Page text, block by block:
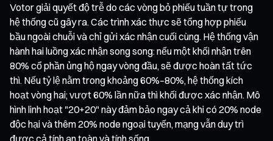
Votor giải quyết độ trễ do các vòng bỏ phiếu tuần tự trong
hệ thống cũ gây ra. Các trình xác thực sẽ tổng hợp phiếu
bầu ngoài chuỗi và chỉ gửi xác nhận cuối cùng. Hệ thống vận
hành hai luồng xác nhận song song: nếu một khối nhận trên
80% cổ phần ủng hộ ngay vòng đầu, sẽ được hoàn tất tức
thì. Nếu tỷ lệ nằm trong khoảng 60%–80%, hệ thống kích
hoạt vòng hai; vượt 60% lần nữa thì khối được xác nhận. Mô
hình linh hoạt "20+20" này đảm bảo ngay cả khi có 20% node
độc hại và thêm 20% node ngoại tuyến, mạng vẫn duy trì
được cả tính an toàn và tính sống.